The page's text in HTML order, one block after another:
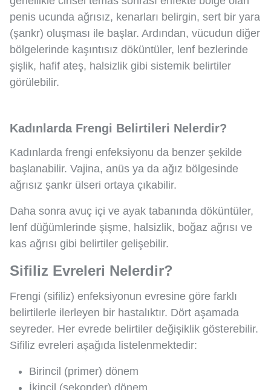
penis ucunda ağrısız, kenarları belirgin, sert bir yara
(şankr) oluşması ile başlar. Ardından, vücudun diğer
bölgelerinde kaşıntısız döküntüler, lenf bezlerinde
şişlik, hafif ateş, halsizlik gibi sistemik belirtiler
görülebilir.
Kadınlarda Frengi Belirtileri Nelerdir?
Kadınlarda frengi enfeksiyonu da benzer şekilde
başlanabilir. Vajina, anüs ya da ağız bölgesinde
ağrısız şankr ülseri ortaya çıkabilir.
Daha sonra avuç içi ve ayak tabanında döküntüler,
lenf düğümlerinde şişme, halsizlik, boğaz ağrısı ve
kas ağrısı gibi belirtiler gelişebilir.
Sifiliz Evreleri Nelerdir?
Frengi (sifiliz) enfeksiyonun evresine göre farklı
belirtilerle ilerleyen bir hastalıktır. Dört aşamada
seyreder. Her evrede belirtiler değişiklik gösterebilir.
Sifiliz evreleri aşağıda listelenmektedir:
Birincil (primer) dönem